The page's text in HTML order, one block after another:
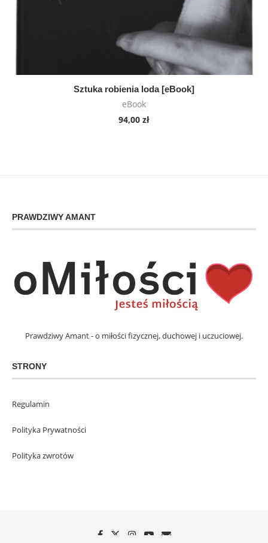
Sztuka robienia loda [eBook]
eBook
94,00 zł
PRAWDZIWY AMANT
Prawdziwy Amant - o miłości fizycznej, duchowej i uczuciowej.
STRONY
Regulamin
Polityka Prywatności
Polityka zwrotów